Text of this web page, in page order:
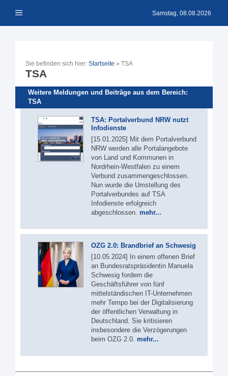
Inhalt Menü Samstag, 08.08.2026
Sie befinden sich hier: Startseite » TSA
TSA
Weitere Meldungen und Beiträge aus dem Bereich:
TSA
TSA: Portalverbund NRW nutzt
Infodienste
[15.01.2025] Mit dem Portalverbund
NRW werden alle Portalangebote
von Land und Kommunen in
Nordrhein-Westfalen zu einem
Verbund zusammengeschlossen.
Nun wurde die Umstellung des
Portalverbundes auf TSA
Infodienste erfolgreich
abgeschlossen. mehr...
OZG 2.0: Brandbrief an Schwesig
[10.05.2024] In einem offenen Brief
an Bundesratspräsidentin Manuela
Schwesig fordern die
Geschäftsführer von fünf
mittelständischen IT-Unternehmen
mehr Tempo bei der Digitalisierung
der öffentlichen Verwaltung in
Deutschland. Sie kritisieren
insbesondere die Verzögerungen
beim OZG 2.0. mehr...